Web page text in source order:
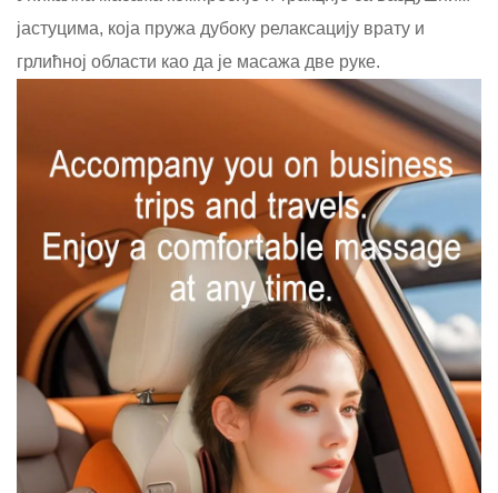
јастуцима, која пружа дубоку релаксацију врату и
грлићној области као да је масажа две руке.